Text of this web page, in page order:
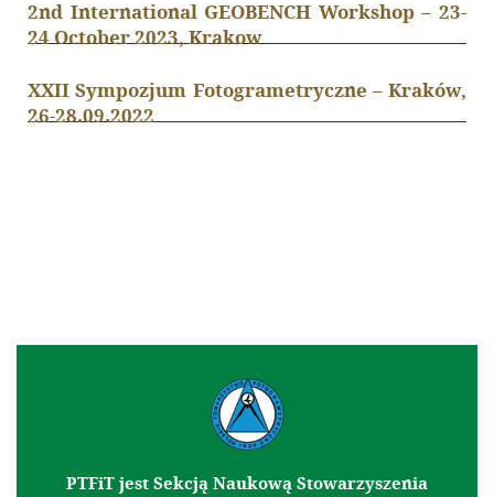
2nd International GEOBENCH Workshop – 23-
24 October 2023, Krakow
XXII Sympozjum Fotogrametryczne – Kraków,
26-28.09.2022
PTFiT jest Sekcją Naukową Stowarzyszenia